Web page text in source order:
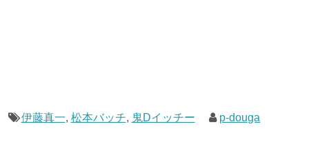
伊藤真一, 松本バッチ, 鬼Dイッチー p-douga